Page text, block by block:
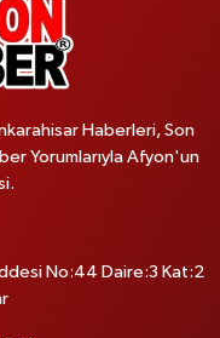
Haberleri, Son
Yorumlarıyla Afyon'un
No:44 Daire:3 Kat:2